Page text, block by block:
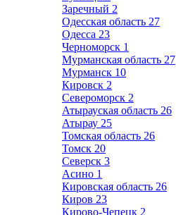
Заречный 2
Одесская область 27
Одесса 23
Черноморск 1
Мурманская область 27
Мурманск 10
Кировск 2
Североморск 2
Атырауская область 26
Атырау 25
Томская область 26
Томск 20
Северск 3
Асино 1
Кировская область 26
Киров 23
Кирово-Чепецк 2